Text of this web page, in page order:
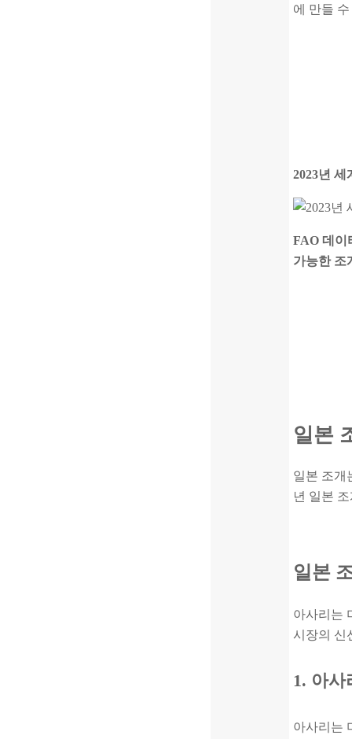
에 만들
2023년 세
FAO 데이
가능한 조
일본
일본 조개
년 일본
일본
아사리는
시장의 신
1. 아사
아사리는